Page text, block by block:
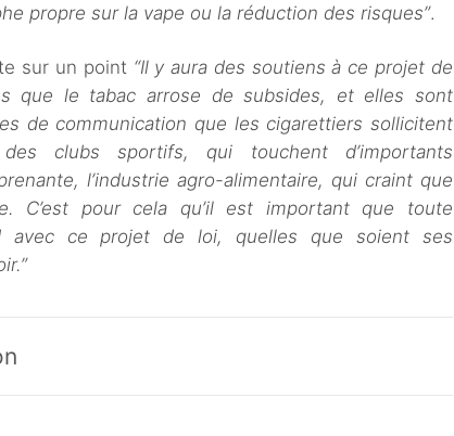
propre sur la vape ou la réduction des risques”.
sur un point “Il y aura des soutiens à ce projet de
que le tabac arrose de subsides, et elles sont
de communication que les cigarettiers sollicitent
clubs sportifs, qui touchent d’importants
l’industrie agro-alimentaire, qui craint que
C’est pour cela qu’il est important que toute
avec ce projet de loi, quelles que soient ses